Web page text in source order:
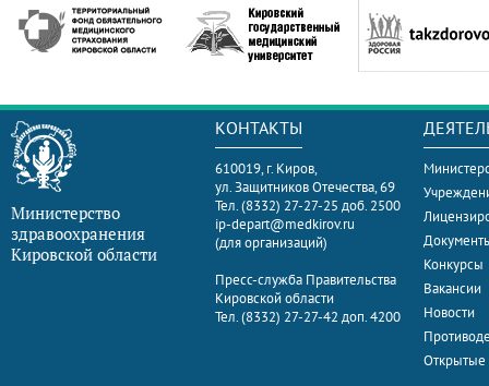
Министерство
здравоохранения
Кировской области
КОНТАКТЫ
610019, г. Киров,
ул. Защитников Отечества, 69
Тел. (8332) 27-27-25 доб. 2500
ip-depart@medkirov.ru
(для организаций)
Пресс-служба Правительства
Кировской области
Тел. (8332) 27-27-42 доп. 4200
Конкурсы
Вакансии
Новости